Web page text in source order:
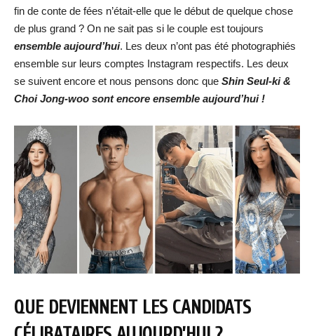
fin de conte de fées n’était-elle que le début de quelque chose
de plus grand ? On ne sait pas si le couple est toujours
ensemble aujourd’hui. Les deux n’ont pas été photographiés
ensemble sur leurs comptes Instagram respectifs. Les deux
se suivent encore et nous pensons donc que Shin Seul-ki &
Choi Jong-woo sont encore ensemble aujourd’hui !
QUE DEVIENNENT LES CANDIDATS